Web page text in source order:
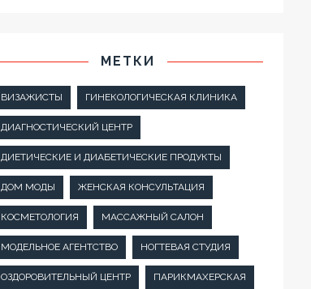
МЕТКИ
ВИЗАЖИСТЫ ГИНЕКОЛОГИЧЕСКАЯ КЛИНИКА
ДИАГНОСТИЧЕСКИЙ ЦЕНТР
ДИЕТИЧЕСКИЕ И ДИАБЕТИЧЕСКИЕ ПРОДУКТЫ
ДОМ МОДЫ ЖЕНСКАЯ КОНСУЛЬТАЦИЯ
КОСМЕТОЛОГИЯ МАССАЖНЫЙ САЛОН
МОДЕЛЬНОЕ АГЕНТСТВО НОГТЕВАЯ СТУДИЯ
ОЗДОРОВИТЕЛЬНЫЙ ЦЕНТР ПАРИКМАХЕРСКАЯ